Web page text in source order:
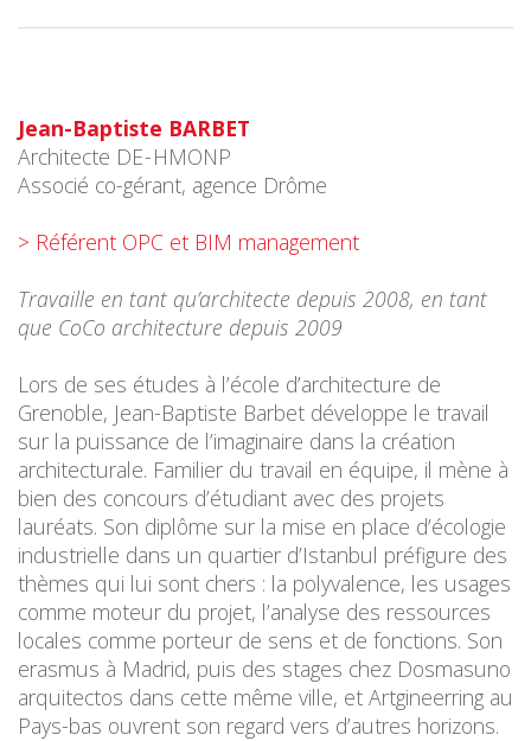
Jean-Baptiste BARBET
Architecte DE - HMONP
Associé co-gérant, agence Drôme
> Référent OPC et BIM management
Travaille en tant qu’architecte depuis 2008, en tant
que CoCo architecture depuis 2009
Lors de ses études à l’école d’architecture de
Grenoble, Jean-Baptiste Barbet développe le travail
sur la puissance de l’imaginaire dans la création
architecturale. Familier du travail en équipe, il mène à
bien des concours d’étudiant avec des projets
lauréats. Son diplôme sur la mise en place d’écologie
industrielle dans un quartier d’Istanbul préfigure des
thèmes qui lui sont chers : la polyvalence, les usages
comme moteur du projet, l’analyse des ressources
locales comme porteur de sens et de fonctions. Son
erasmus à Madrid, puis des stages chez Dosmasuno
arquitectos dans cette même ville, et Artgineerring au
Pays-bas ouvrent son regard vers d’autres horizons.